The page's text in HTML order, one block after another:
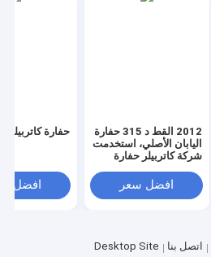
2012 القط د 315 حفارة
اليابان الأصلي، استخدمت
شركة كاتربيلر حفارة
افضل سعر
حفارة كاتربيلر 320 د
افضل
اتصل بنا
Desktop Site